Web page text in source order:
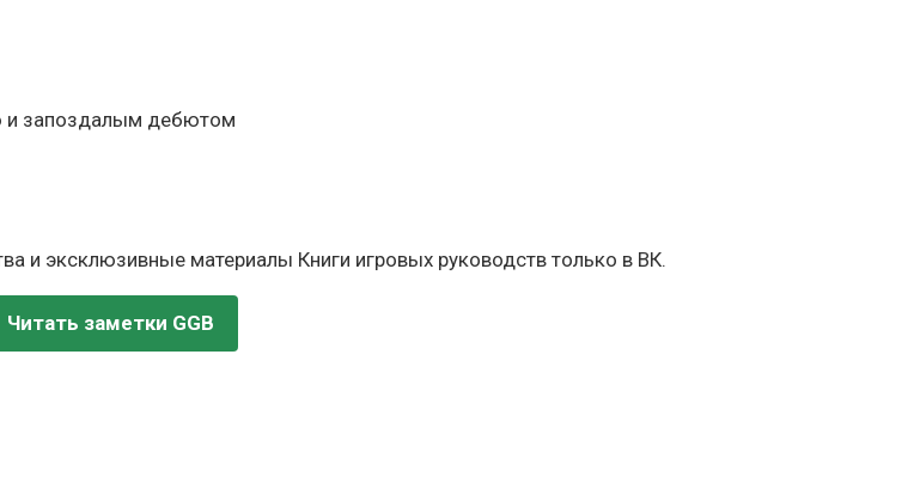
и запоздалым дебютом
и эксклюзивные материалы Книги игровых руководств только в ВК.
Читать заметки GGB